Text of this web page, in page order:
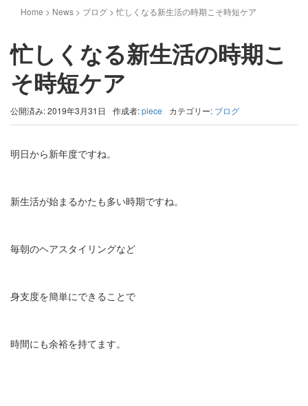
Home > News > ブログ > 忙しくなる新生活の時期こそ時短ケア
忙しくなる新生活の時期こ
そ時短ケア
公開済み: 2019年3月31日 作成者:piece カテゴリー: ブログ
明日から新年度ですね。
新生活が始まるかたも多い時期ですね。
毎朝のヘアスタイリングなど
身支度を簡単にできることで
時間にも余裕を持てます。